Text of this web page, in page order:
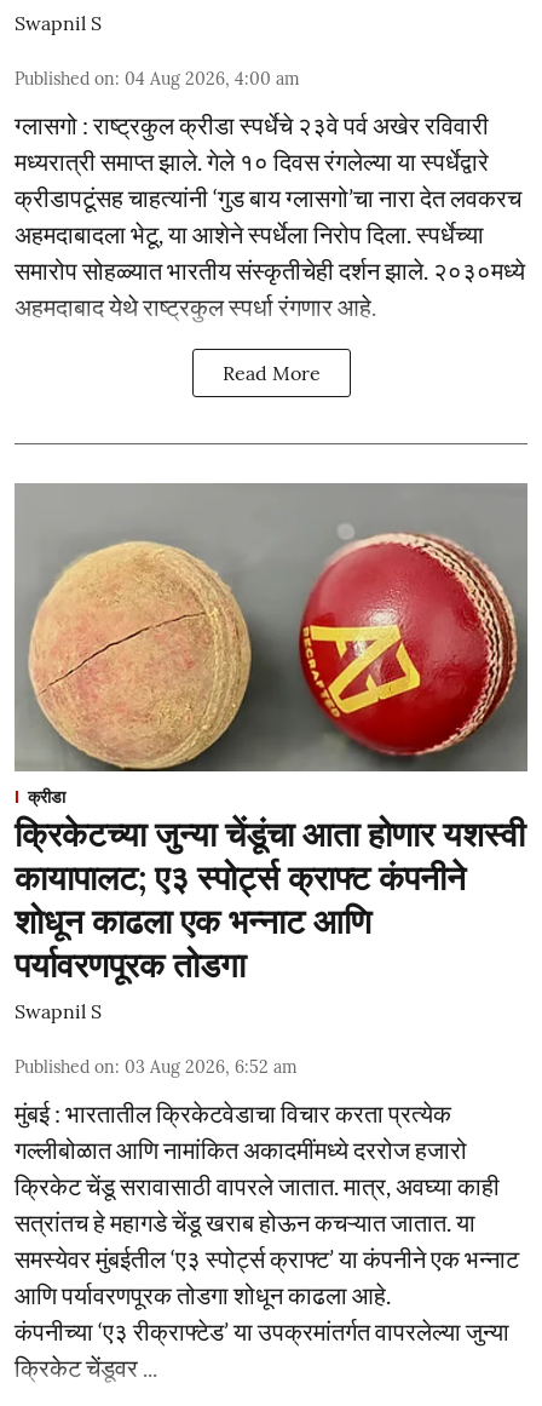
Swapnil S
Published on: 04 Aug 2026, 4:00 am
ग्लासगो : राष्ट्रकुल क्रीडा स्पर्धेचे २३वे पर्व अखेर रविवारी
मध्यरात्री समाप्त झाले. गेले १० दिवस रंगलेल्या या स्पर्धेद्वारे
क्रीडापटूंसह चाहत्यांनी ‘गुड बाय ग्लासगो’चा नारा देत लवकरच
अहमदाबादला भेटू, या आशेने स्पर्धेला निरोप दिला. स्पर्धेच्या
समारोप सोहळ्यात भारतीय संस्कृतीचेही दर्शन झाले. २०३०मध्ये
अहमदाबाद येथे राष्ट्रकुल स्पर्धा रंगणार आहे.
Read More
क्रीडा
क्रिकेटच्या जुन्या चेंडूंचा आता होणार यशस्वी
कायापालट; ए३ स्पोर्ट्स क्राफ्ट कंपनीने
शोधून काढला एक भन्नाट आणि
पर्यावरणपूरक तोडगा
Swapnil S
Published on: 03 Aug 2026, 6:52 am
मुंबई : भारतातील क्रिकेटवेडाचा विचार करता प्रत्येक
गल्लीबोळात आणि नामांकित अकादमींमध्ये दररोज हजारो
क्रिकेट चेंडू सरावासाठी वापरले जातात. मात्र, अवघ्या काही
सत्रांतच हे महागडे चेंडू खराब होऊन कचऱ्यात जातात. या
समस्येवर मुंबईतील ‘ए३ स्पोर्ट्स क्राफ्ट’ या कंपनीने एक भन्नाट
आणि पर्यावरणपूरक तोडगा शोधून काढला आहे.
कंपनीच्या ‘ए३ रीक्राफ्टेड’ या उपक्रमांतर्गत वापरलेल्या जुन्या
क्रिकेट चेंडूवर ...